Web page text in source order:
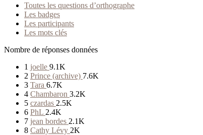
Toutes les questions d’orthographe
Les badges
Les participants
Les mots clés
Nombre de réponses données
1 joelle 9.1K
2 Prince (archive) 7.6K
3 Tara 6.7K
4 Chambaron 3.2K
5 czardas 2.5K
6 PhL 2.4K
7 jean bordes 2.1K
8 Cathy Lévy 2K